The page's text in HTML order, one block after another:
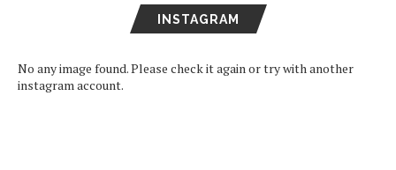
INSTAGRAM
No any image found. Please check it again or try with another
instagram account.